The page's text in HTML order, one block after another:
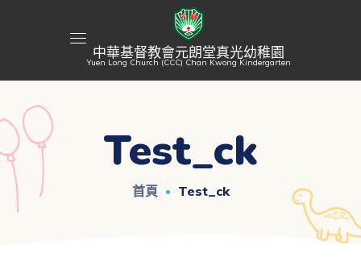
中華基督教會元朗堂真光幼稚園
Yuen Long Church (CCC) Chan Kwong Kindergarten
Test_ck
首頁 Test_ck